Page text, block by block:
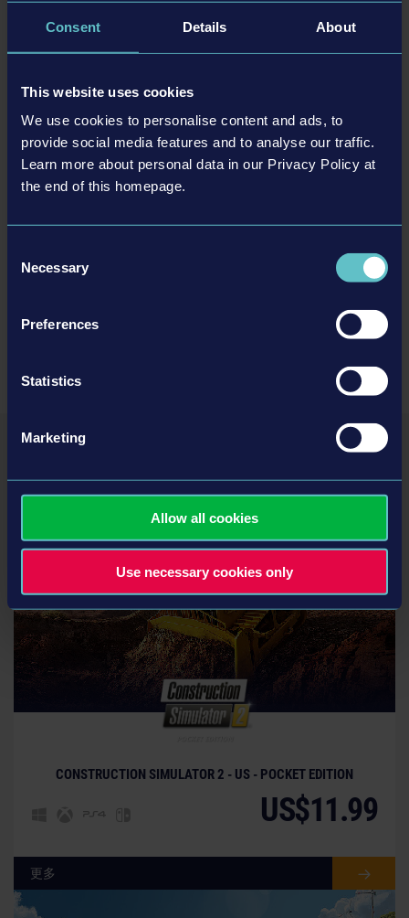
Consent Details About
This website uses cookies
We use cookies to personalise content and ads, to
provide social media features and to analyse our traffic.
Learn more about personal data in our Privacy Policy at
the end of this homepage.
Selection
Necessary
Preferences
Statistics
Marketing
Allow all cookies
Use necessary cookies only
Discord
您可能还对以下游戏感兴趣
CONSTRUCTION SIMULATOR 2 - US - POCKET EDITION
US$11.99
更多